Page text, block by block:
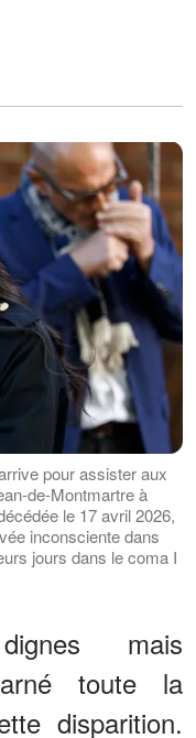
pour assister aux
de-Montmartre à
le 17 avril 2026,
inconsciente dans
jours dans le coma I
mais
toute la
disparition.